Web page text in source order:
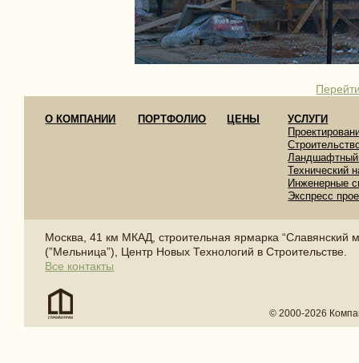
О КОМПАНИИ ПОРТФОЛИО ЦЕНЫ
УСЛУГИ
Ландшафтный
Технический
Инженерные
Экспресс
Москва, 41 км МКАД, строительная ярмарка “Славянский
(”Мельница”), Центр Новых Технологий в Строительстве.
Все контакты
© 2000-2026